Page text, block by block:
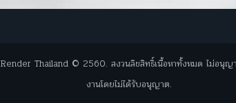
Render Thailand © 2560. สงวนลิขสิทธิ์เนื้อหาทั้งหมด ไม่อนุญา
งานโดยไม่ได้รับอนุญาต.